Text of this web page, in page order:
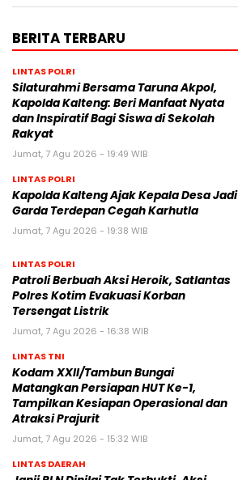
BERITA TERBARU
LINTAS POLRI
Silaturahmi Bersama Taruna Akpol,
Kapolda Kalteng: Beri Manfaat Nyata
dan Inspiratif Bagi Siswa di Sekolah
Rakyat
Jumat, 7 Agu 2026 - 19:49 WIB
LINTAS POLRI
Kapolda Kalteng Ajak Kepala Desa Jadi
Garda Terdepan Cegah Karhutla
Jumat, 7 Agu 2026 - 19:38 WIB
LINTAS POLRI
Patroli Berbuah Aksi Heroik, Satlantas
Polres Kotim Evakuasi Korban
Tersengat Listrik
Jumat, 7 Agu 2026 - 16:38 WIB
LINTAS TNI
Kodam XXII/Tambun Bungai
Matangkan Persiapan HUT Ke-1,
Tampilkan Kesiapan Operasional dan
Atraksi Prajurit
Jumat, 7 Agu 2026 - 15:32 WIB
LINTAS DAERAH